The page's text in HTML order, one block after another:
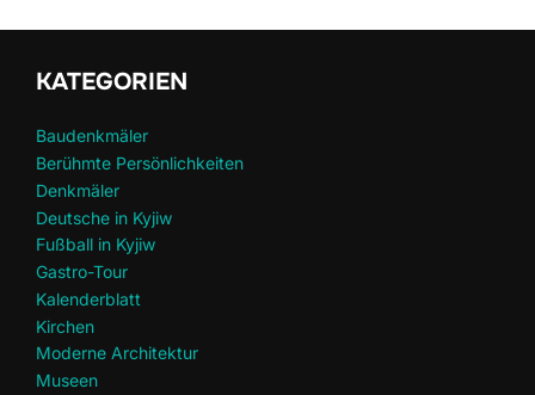
KATEGORIEN
Baudenkmäler
Berühmte Persönlichkeiten
Denkmäler
Deutsche in Kyjiw
Fußball in Kyjiw
Gastro-Tour
Kalenderblatt
Kirchen
Moderne Architektur
Museen